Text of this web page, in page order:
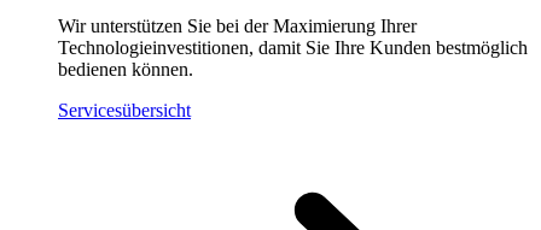
Wir unterstützen Sie bei der Maximierung Ihrer
Technologieinvestitionen, damit Sie Ihre Kunden bestmöglich
bedienen können.
Servicesübersicht